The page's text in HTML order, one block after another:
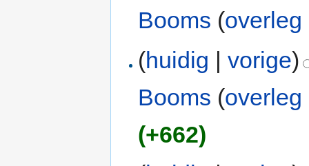
Booms (overleg
(huidig |vorige)
Booms (overleg
(+662)